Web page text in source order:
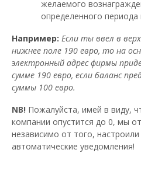
желаемого
определенного периода
Например: Если ты ввел в
нижнее поле 190 евро, то на
электронный адрес фирмы
сумме 190 евро, если баланс
суммы 100 евро.
NB! Пожалуйста, имей в виду,
компании опустится до 0, мы
независимо от того,
автоматические уведомления!